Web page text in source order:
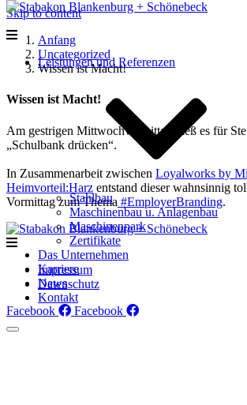
Skip to content
Leistungen und Referenzen
Stahlbau
Maschinenbau u. Anlagenbau
Maschinenpark
Zertifikate
Das Unternehmen
Karriere
News
Kontakt
Anfang
Uncategorized
Wissen ist Macht!
Wissen ist Macht!
Am gestrigen Mittwochvormittag hieß es für
„Schulbank drücken“.
In Zusammenarbeit zwischen Loyalworks by
Heimvorteil:Harz entstand dieser wahnsinnig
Vormittag zum Thema #EmployerBranding.
Impressum
Datenschutz
Facebook
Facebook